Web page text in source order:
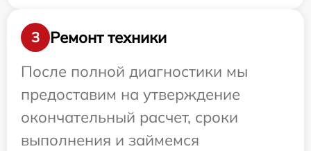
3
Ремонт техники
После полной диагностики мы
предоставим на утверждение
окончательный расчет, сроки
выполнения и займемся